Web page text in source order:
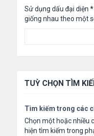
Sử dụng dấu đại diện *
giống nhau theo một
TUỲ CHỌN TÌM
Tìm kiếm trong các
Chọn một hoặc nhiều
hiện tìm kiếm trong